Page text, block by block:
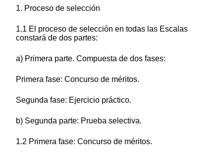
1. Proceso de selección
1.1 El proceso de selección en todas las Escalas
constará de dos partes:
a) Primera parte. Compuesta de dos fases:
Primera fase: Concurso de méritos.
Segunda fase: Ejercicio práctico.
b) Segunda parte: Prueba selectiva.
1.2 Primera fase: Concurso de méritos.